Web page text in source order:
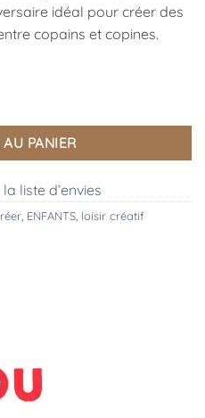
idéal pour créer des
copains et copines.
– Couleurs, formes et
PANIER
liste d’envies
ENFANTS loisir créatif